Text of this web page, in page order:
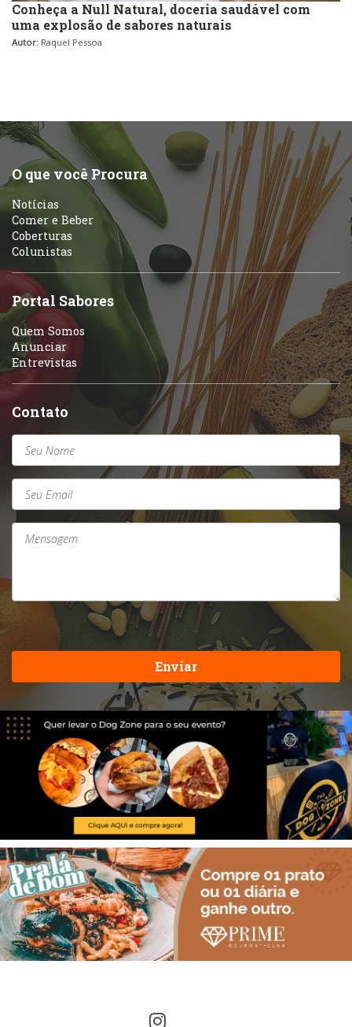
Conheça a Null Natural, doceria saudável com
uma explosão de sabores naturais
Autor: Raquel Pessoa
O que você Procura
Notícias
Comer e Beber
Coberturas
Colunistas
Portal Sabores
Quem Somos
Anunciar
Entrevistas
Contato
Enviar